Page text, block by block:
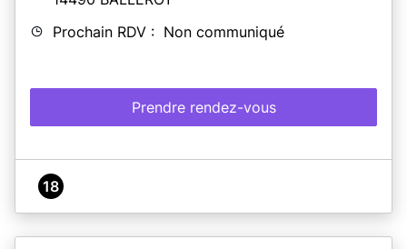
Prochain RDV : Non communiqué
Prendre rendez-vous
18